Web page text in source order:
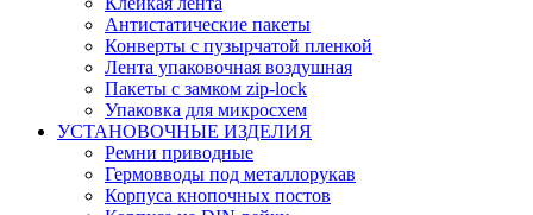
Антистатические пакеты
Конверты с пузырчатой пленкой
Лента упаковочная воздушная
Пакеты с замком zip-lock
Упаковка для микросхем
УСТАНОВОЧНЫЕ ИЗДЕЛИЯ
Ремни приводные
Гермовводы под металлорукав
Корпуса кнопочных постов